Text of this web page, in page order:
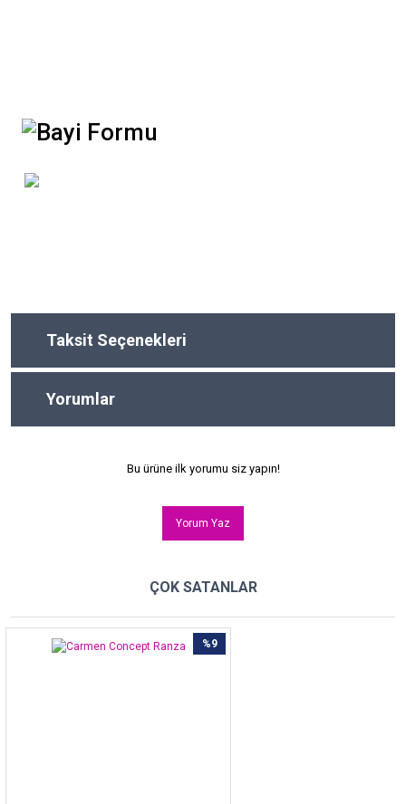
Taksit Seçenekleri
Yorumlar
Bu ürüne ilk yorumu siz yapın!
Yorum Yaz
ÇOK SATANLAR
%9